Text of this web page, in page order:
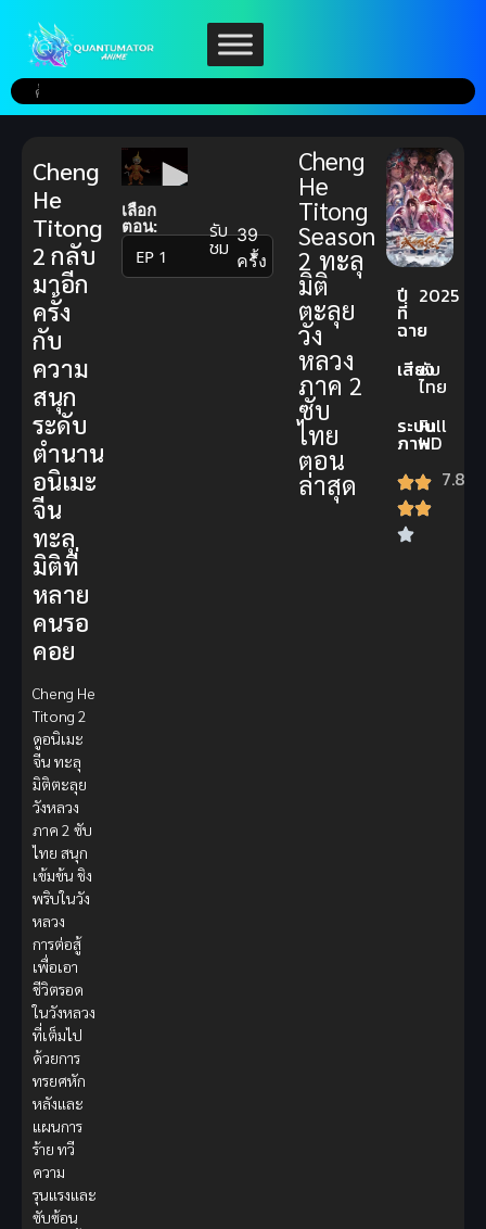
เลือก
ตอน:
▼
รับ
ชม 39
ครั้ง
Cheng
He
Titong
Season
2 ทะลุ
มิติ
ตะลุย
วัง
หลวง
ภาค 2
ซับ
ไทย
ตอน
ล่าสุด
ปี
ที่
ฉาย
2025
เสียง
ซับ
ไทย
ระบบ
ภาพ
Full
HD
7.8
Cheng
He
Titong
2 กลับ
มาอีก
ครั้ง
กับ
ความ
สนุก
ระดับ
ตำนาน
อนิเมะ
จีน
ทะลุ
มิติที่
หลาย
คนรอ
คอย
Cheng He
Titong 2
ดูอนิเมะ
จีน ทะลุ
มิติตะลุย
วังหลวง
ภาค 2 ซับ
ไทย สนุก
เข้มข้น ชิง
พริบในวัง
หลวง
การต่อสู้
เพื่อเอา
ชีวิตรอด
ในวังหลวง
ที่เต็มไป
ด้วยการ
ทรยศหัก
หลังและ
แผนการ
ร้าย ทวี
ความ
รุนแรงและ
ซับซ้อน